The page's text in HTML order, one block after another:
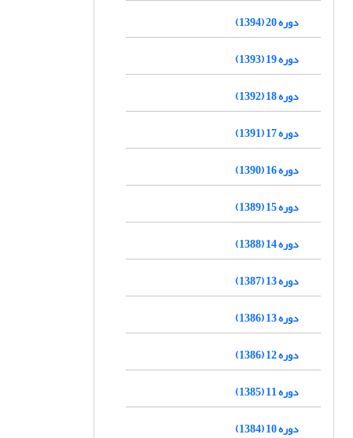
دوره 20 (1394)
دوره 19 (1393)
دوره 18 (1392)
دوره 17 (1391)
دوره 16 (1390)
دوره 15 (1389)
دوره 14 (1388)
دوره 13 (1387)
دوره 13 (1386)
دوره 12 (1386)
دوره 11 (1385)
دوره 10 (1384)